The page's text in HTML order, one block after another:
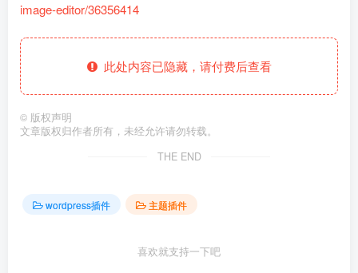
image-editor/36356414
此处内容已隐藏，请付费后查看
© 版权声明
文章版权归作者所有，未经允许请勿转载。
THE END
wordpress插件 主题插件
喜欢就支持一下吧